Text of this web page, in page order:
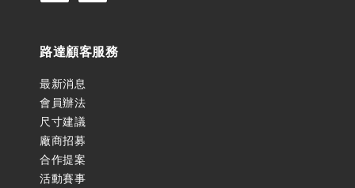
路達顧客服務
最新消息
會員辦法
尺寸建議
廠商招募
合作提案
活動賽事